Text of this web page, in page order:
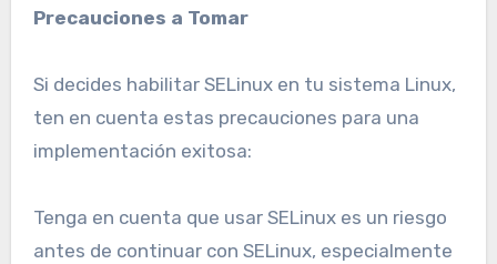
Precauciones a Tomar
Si decides habilitar SELinux en tu sistema Linux,
ten en cuenta estas precauciones para una
implementación exitosa:
Tenga en cuenta que usar SELinux es un riesgo
antes de continuar con SELinux, especialmente